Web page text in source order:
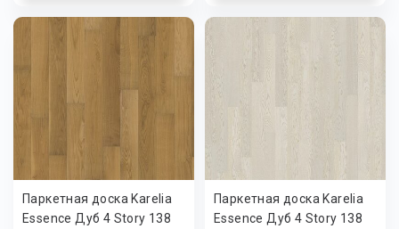
Паркетная доска Karelia
Essence Дуб 4 Story 138
Паркетная доска Karelia
Essence Дуб 4 Story 138